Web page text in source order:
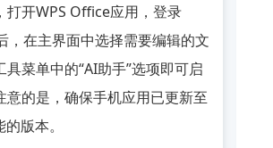
打开WPS Office应用，登录
，在主界面中选择需要编辑的文
具菜单中的“AI助手”选项即可启
意的是，确保手机应用已更新至
版本。